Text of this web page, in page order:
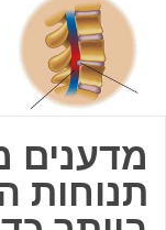
מדענים
תנוחות